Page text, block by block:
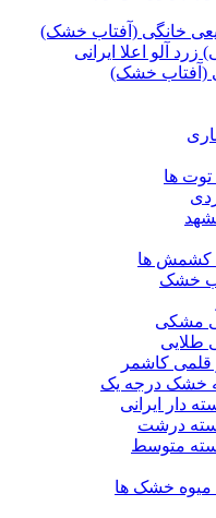
خانگی (آفتاب خشک)
آلو اعلا ایرانی
(آفتاب خشک)
ها
کشمش ها
خشک
مشکی
طلایی
کاشمر
خشک درجه یک
دار ایرانی
درشت
متوسط
میوه خشک ها